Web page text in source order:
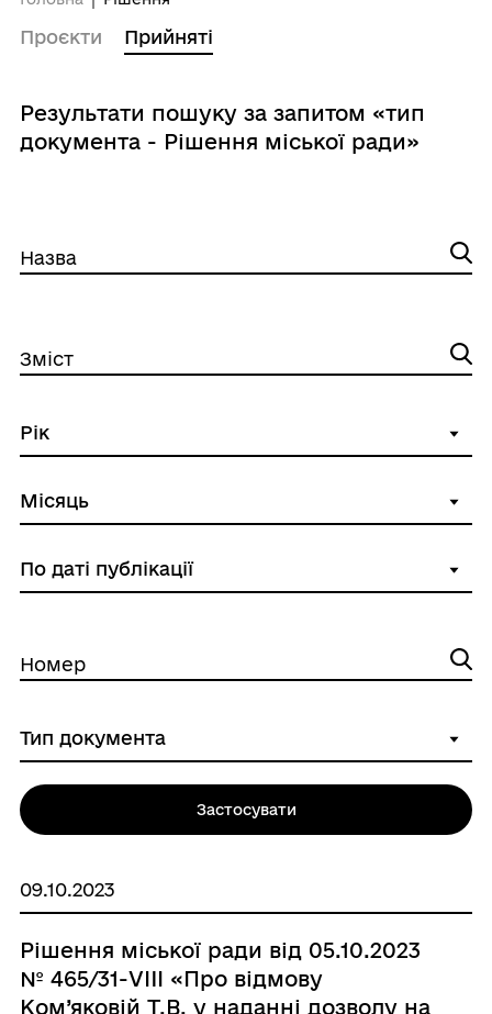
Проєкти Прийняті
Результати пошуку за запитом «тип
документа - Рішення міської ради»
09.10.2023
Рішення міської ради від 05.10.2023
№ 465/31-VIII «Про відмову
Ком’яковій Т.В. у наданні дозволу на
Назва
Зміст
Номер
Застосувати